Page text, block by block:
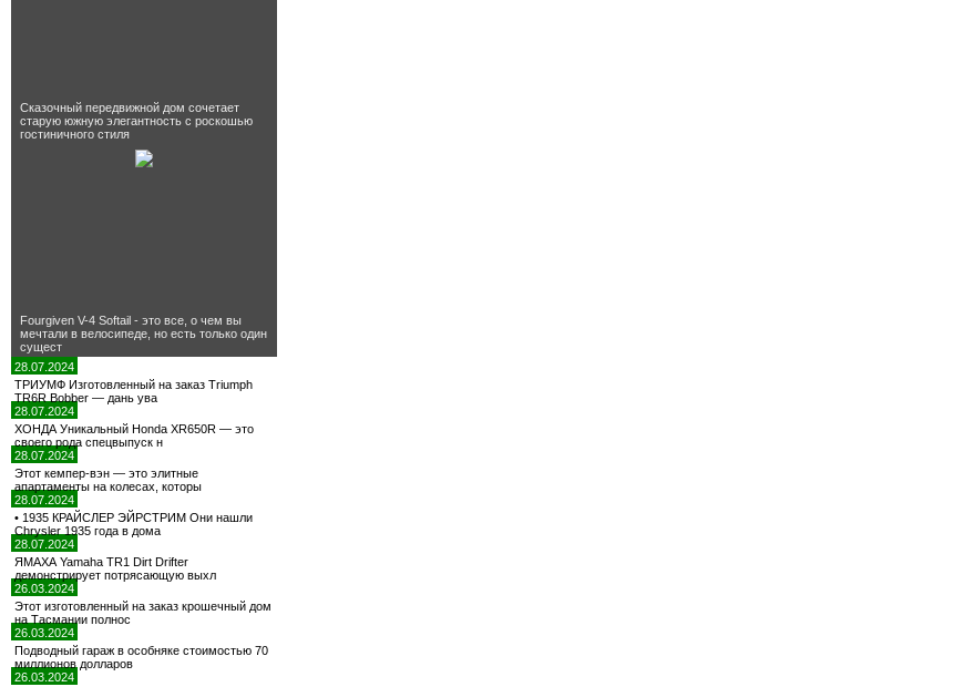
Сказочный передвижной дом сочетает
старую южную элегантность с роскошью
гостиничного стиля
Fourgiven V-4 Softail - это все, о чем вы
мечтали в велосипеде, но есть только один
сущест
28.07.2024
ТРИУМФ Изготовленный на заказ Triumph
TR6R Bobber — дань ува
28.07.2024
ХОНДА Уникальный Honda XR650R — это
своего рода спецвыпуск н
28.07.2024
Этот кемпер-вэн — это элитные
апартаменты на колесах, которы
28.07.2024
• 1935 КРАЙСЛЕР ЭЙРСТРИМ Они нашли
Chrysler 1935 года в дома
28.07.2024
ЯМАХА Yamaha TR1 Dirt Drifter
демонстрирует потрясающую выхл
26.03.2024
Этот изготовленный на заказ крошечный дом
на Тасмании полнос
26.03.2024
Подводный гараж в особняке стоимостью 70
миллионов долларов
26.03.2024